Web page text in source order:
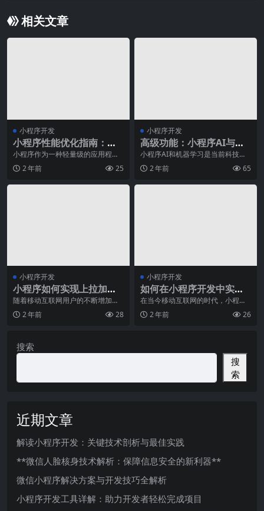
相关文章
小程序开发
小程序性能优化指南：提
升用户体验的关键技巧
小程序作为一种轻量级的应用程
序，拥有简洁、快速等优势。然
而，在开发小程序的过程中
2 年前 25
小程序开发
高级功能：小程序AI与机
器学习实践指南
小程序AI和机器学习是当前科技领
域的热门技术，它们可以给小程序
带来更强大的功能，
2 年前 65
小程序开发
小程序如何实现上拉加载
和下拉刷新？
随着移动互联网用户的不断增加，
小程序作为一种新型的移动应用程
序，在短时间内迅速成
2 年前 28
小程序开发
如何在小程序开发中实现
数据的实时更新
在当今移动互联网的时代，小程序
已经成为了人们生活中不可或缺的
一部分。无论是购物、
2 年前 26
搜索
搜
索
近期文章
解读小程序开发：关键技术剖析与最佳实践
**微信人脸核身技术解析：保障信息安全的新利器**
微信小程序解决方案与开发技巧全解析
小程序开发工具详解：助力开发者轻松完成项目